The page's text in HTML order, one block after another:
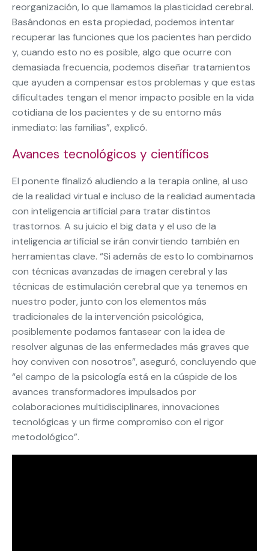
reorganización, lo que llamamos la plasticidad cerebral.
Basándonos en esta propiedad, podemos intentar
recuperar las funciones que los pacientes han perdido
y, cuando esto no es posible, algo que ocurre con
demasiada frecuencia, podemos diseñar tratamientos
que ayuden a compensar estos problemas y que estas
dificultades tengan el menor impacto posible en la vida
cotidiana de los pacientes y de su entorno más
inmediato: las familias”, explicó.
Avances tecnológicos y científicos
El ponente finalizó aludiendo a la terapia online, al uso
de la realidad virtual e incluso de la realidad aumentada
con inteligencia artificial para tratar distintos
trastornos. A su juicio el big data y el uso de la
inteligencia artificial se irán convirtiendo también en
herramientas clave. “Si además de esto lo combinamos
con técnicas avanzadas de imagen cerebral y las
técnicas de estimulación cerebral que ya tenemos en
nuestro poder, junto con los elementos más
tradicionales de la intervención psicológica,
posiblemente podamos fantasear con la idea de
resolver algunas de las enfermedades más graves que
hoy conviven con nosotros”, aseguró, concluyendo que
“el campo de la psicología está en la cúspide de los
avances transformadores impulsados por
colaboraciones multidisciplinares, innovaciones
tecnológicas y un firme compromiso con el rigor
metodológico”.